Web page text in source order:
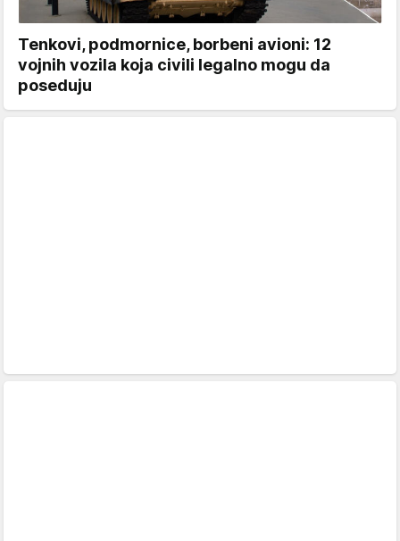
Tenkovi, podmornice, borbeni avioni: 12
vojnih vozila koja civili legalno mogu da
poseduju